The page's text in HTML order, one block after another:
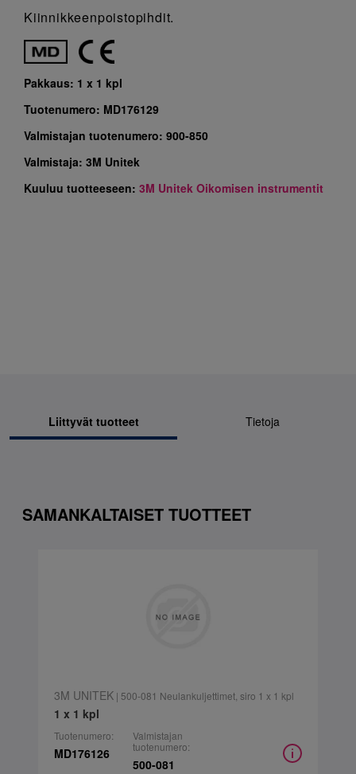
Kiinnikkeenpoistopihdit.
Pakkaus: 1 x 1 kpl
Tuotenumero: MD176129
Valmistajan tuotenumero: 900-850
Valmistaja: 3M Unitek
Kuuluu tuotteeseen: 3M Unitek Oikomisen instrumentit
Liittyvät tuotteet Tietoja
SAMANKALTAISET TUOTTEET
3M UNITEK| 500-081 Neulankuljettimet, siro 1 x 1 kpl
1 x 1 kpl
Tuotenumero:
MD176126
Valmistajan
tuotenumero:
500-081